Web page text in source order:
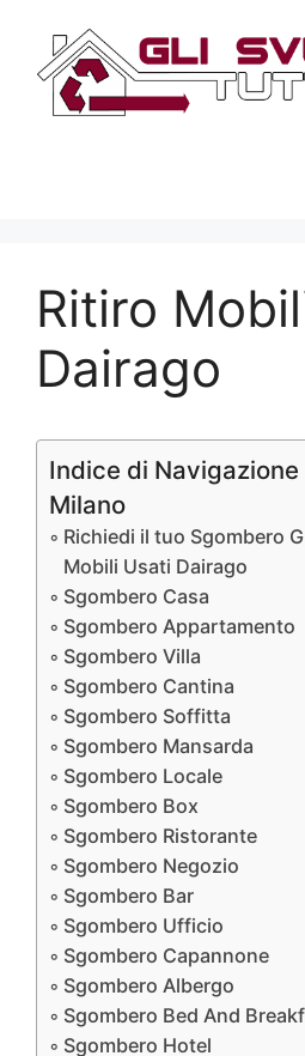
contenuto
Ritiro
Dairago
Indice di
Milano
Richiedi il tuo Sgombero
Mobili Usati Dairago
Sgombero Casa
Sgombero Appartamento
Sgombero Villa
Sgombero Cantina
Sgombero Soffitta
Sgombero Mansarda
Sgombero Locale
Sgombero Box
Sgombero Ristorante
Sgombero Negozio
Sgombero Bar
Sgombero Ufficio
Sgombero Capannone
Sgombero Albergo
Sgombero Bed And
Sgombero Hotel